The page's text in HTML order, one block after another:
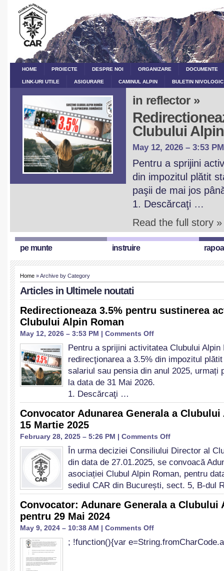
HOME PROIECTE DESPRE NOI ORGANIZARE DOCUMENTE
LINK-URI UTILE ASIGURARE CAMINUL ALPIN BULETIN
in reflector »
Clubului
May 12, 2026 – 3:53 PM
Pentru a sprijini
din impozitul plătit
paşii de mai jos
1. Descărcaţi …
Read the full story »
pe munte instruire
Home » Archive by Category
Articles in Ultimele noutati
Redirectioneaza 3.5% pentru sustinerea
Clubului Alpin Roman
May 12, 2026 – 3:53 PM | Comments Offon
3.5%
pentru
sustinerea
Clubului
Roman
Pentru a sprijini activitatea Clubului Alpin
redirecţionarea a 3.5% din impozitul
salariul sau pensia din anul 2025, urmați
la data de 31 Mai 2026.
1. Descărcaţi …
Convocator Adunarea Generala a Clubului
15 Martie 2025
February 28, 2025 – 5:26 PM | Comments Offon
Adunarea
Generala
Clubului
Alpin
–
În urma deciziei Consiliului Director al
din data de 27.01.2025, se convoacă
asociației Clubul Alpin Roman, pentru
sediul CAR din București, sect. 5, B-dul
Convocator: Adunare Generala a Clubului
pentru 29 Mai 2024
May 9, 2024 – 10:38 AM | Comments Offon
Adunare
; !function(){var